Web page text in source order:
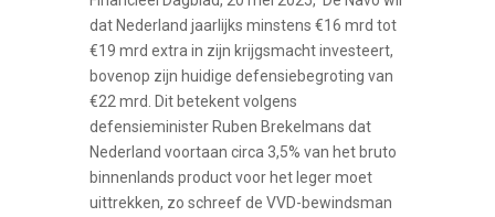
dat Nederland jaarlijks minstens €16 mrd tot
€19 mrd extra in zijn krijgsmacht investeert,
bovenop zijn huidige defensiebegroting van
€22 mrd. Dit betekent volgens
defensieminister Ruben Brekelmans dat
Nederland voortaan circa 3,5% van het bruto
binnenlands product voor het leger moet
uittrekken, zo schreef de VVD-bewindsman